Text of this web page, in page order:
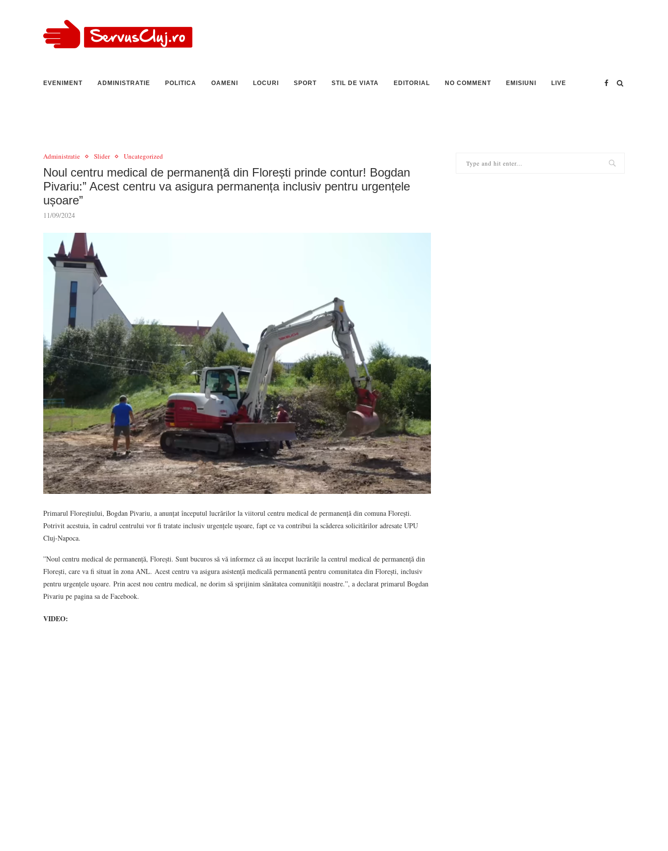
EVENIMENT ADMINISTRATIE POLITICA OAMENI LOCURI SPORT STIL DE VIATA EDITORIAL NO COMMENT EMISIUNI LIVE
Administratie Slider Uncategorized
Noul centru medical de permanență din Florești prinde contur! Bogdan
Pivariu:” Acest centru va asigura permanența inclusiv pentru urgențele
ușoare”
11/09/2024
Primarul Floreștiului, Bogdan Pivariu, a anunțat începutul lucrărilor la viitorul centru medical de permanență din comuna Florești.
Potrivit acestuia, în cadrul centrului vor fi tratate inclusiv urgențele ușoare, fapt ce va contribui la scăderea solicitărilor adresate UPU
Cluj-Napoca.
”Noul centru medical de permanență, Florești. Sunt bucuros să vă informez că au început lucrările la centrul medical de permanență din
Florești, care va fi situat în zona ANL. Acest centru va asigura asistență medicală permanentă pentru comunitatea din Florești, inclusiv
pentru urgențele ușoare. Prin acest nou centru medical, ne dorim să sprijinim sănătatea comunității noastre.”, a declarat primarul Bogdan
Pivariu pe pagina sa de Facebook.
VIDEO: